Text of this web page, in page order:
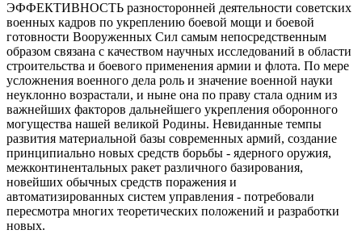
ЭФФЕКТИВНОСТЬ разносторонней деятельности советских
военных кадров по укреплению боевой мощи и боевой
готовности Вооруженных Сил самым непосредственным
образом связана с качеством научных исследований в области
строительства и боевого применения армии и флота. По мере
усложнения военного дела роль и значение военной науки
неуклонно возрастали, и ныне она по праву стала одним из
важнейших факторов дальнейшего укрепления оборонного
могущества нашей великой Родины. Невиданные темпы
развития материальной базы современных армий, создание
принципиально новых средств борьбы - ядерного оружия,
межконтинентальных ракет различного базирования,
новейших обычных средств поражения и
автоматизированных систем управления - потребовали
пересмотра многих теоретических положений и разработки
новых.